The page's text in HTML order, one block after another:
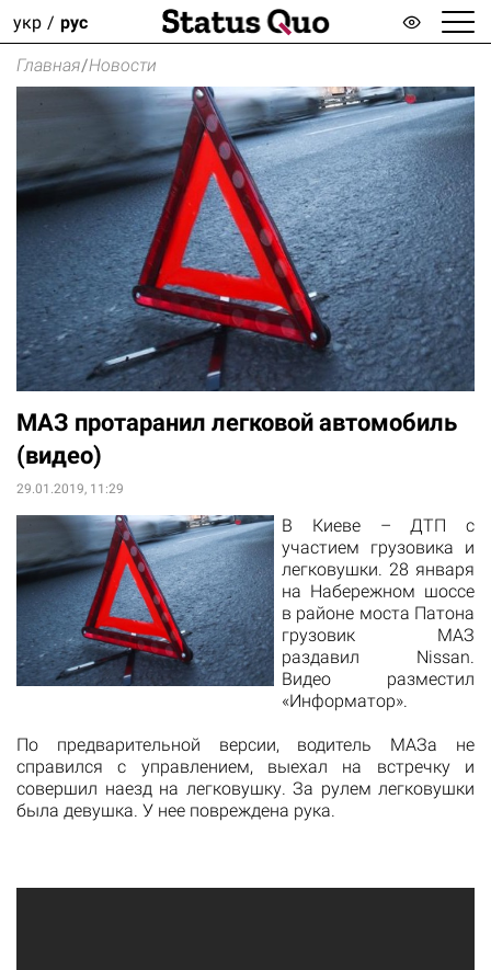
укр рус
Главная/Новости
МАЗ протаранил легковой автомобиль
(видео)
29.01.2019, 11:29
​В Киеве – ДТП с
участием грузовика и
легковушки. 28 января
на Набережном шоссе
в районе моста Патона
грузовик МАЗ
раздавил Nissan.
Видео разместил
«Информатор».
По предварительной версии, водитель МАЗа не
справился с управлением, выехал на встречку и
совершил наезд на легковушку. За рулем легковушки
была девушка. У нее повреждена рука.